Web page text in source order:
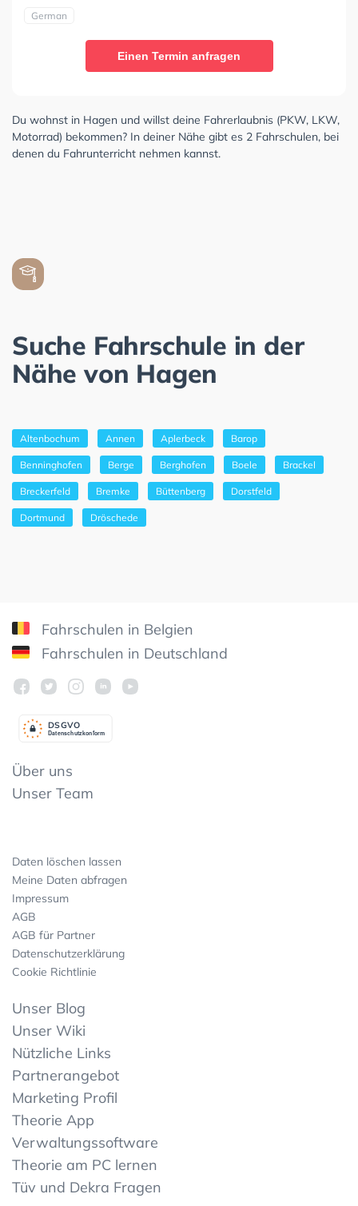
German
Einen Termin anfragen
Du wohnst in Hagen und willst deine Fahrerlaubnis (PKW, LKW,
Motorrad) bekommen? In deiner Nähe gibt es 2 Fahrschulen, bei
denen du Fahrunterricht nehmen kannst.
Suche Fahrschule in der
Nähe von Hagen
Altenbochum Annen Aplerbeck Barop
Benninghofen Berge Berghofen Boele Brackel
Breckerfeld Bremke Büttenberg Dorstfeld
Dortmund Dröschede
Fahrschulen in Belgien
Fahrschulen in Deutschland
Datenschutzkonform
DSGVO
Über uns
Unser Team
Daten löschen lassen
Meine Daten abfragen
Impressum
AGB
AGB für Partner
Datenschutzerklärung
Cookie Richtlinie
Unser Blog
Unser Wiki
Nützliche Links
Partnerangebot
Marketing Profil
Theorie App
Verwaltungssoftware
Theorie am PC lernen
Tüv und Dekra Fragen